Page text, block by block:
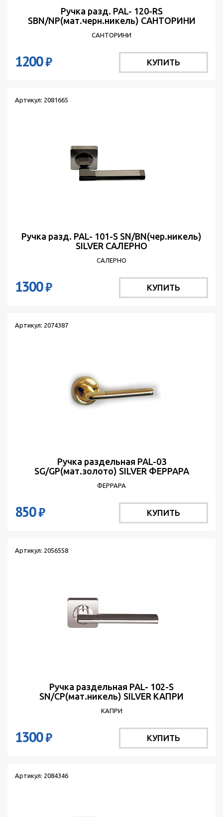
Ручка разд. PAL- 120-RS
SBN/NP(мат.черн.никель) САНТОРИНИ
САНТОРИНИ
1200₽ КУПИТЬ
Артикул: 2081665
Ручка разд. PAL- 101-S SN/BN(чер.никель)
SILVER САЛЕРНО
САЛЕРНО
1300₽ КУПИТЬ
Артикул: 2074387
Ручка раздельная PAL-03
SG/GP(мат.золото) SILVER ФЕРРАРА
ФЕРРАРА
850₽ КУПИТЬ
Артикул: 2056558
Ручка раздельная PAL- 102-S
SN/CP(мат.никель) SILVER КАПРИ
КАПРИ
1300₽ КУПИТЬ
Артикул: 2084346